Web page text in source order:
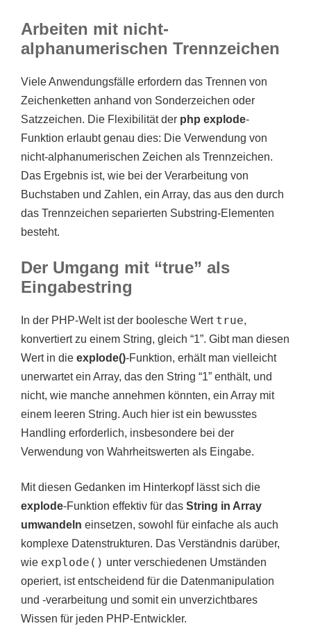
Arbeiten mit nicht-
alphanumerischen Trennzeichen
Viele Anwendungsfälle erfordern das Trennen von
Zeichenketten anhand von Sonderzeichen oder
Satzzeichen. Die Flexibilität der php explode-
Funktion erlaubt genau dies: Die Verwendung von
nicht-alphanumerischen Zeichen als Trennzeichen.
Das Ergebnis ist, wie bei der Verarbeitung von
Buchstaben und Zahlen, ein Array, das aus den durch
das Trennzeichen separierten Substring-Elementen
besteht.
Der Umgang mit “true” als
Eingabestring
In der PHP-Welt ist der boolesche Wert true,
konvertiert zu einem String, gleich “1”. Gibt man diesen
Wert in die explode()-Funktion, erhält man vielleicht
unerwartet ein Array, das den String “1” enthält, und
nicht, wie manche annehmen könnten, ein Array mit
einem leeren String. Auch hier ist ein bewusstes
Handling erforderlich, insbesondere bei der
Verwendung von Wahrheitswerten als Eingabe.
Mit diesen Gedanken im Hinterkopf lässt sich die
explode-Funktion effektiv für das String in Array
umwandeln einsetzen, sowohl für einfache als auch
komplexe Datenstrukturen. Das Verständnis darüber,
wie explode() unter verschiedenen Umständen
operiert, ist entscheidend für die Datenmanipulation
und -verarbeitung und somit ein unverzichtbares
Wissen für jeden PHP-Entwickler.